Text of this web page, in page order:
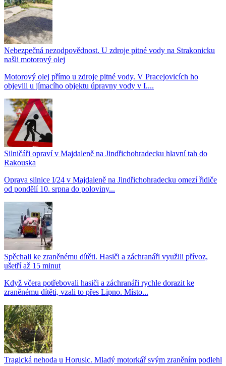
Nebezpečná nezodpovědnost. U zdroje pitné vody na Strakonicku
našli motorový olej
Motorový olej přímo u zdroje pitné vody. V Pracejovicích ho
objevili u jímacího objektu úpravny vody v I....
Silničáři opraví v Majdaleně na Jindřichohradecku hlavní tah do
Rakouska
Oprava silnice I/24 v Majdaleně na Jindřichohradecku omezí řidiče
od pondělí 10. srpna do poloviny...
Spěchali ke zraněnému dítěti. Hasiči a záchranáři využili přívoz,
ušetří až 15 minut
Když včera potřebovali hasiči a záchranáři rychle dorazit ke
zraněnému dítěti, vzali to přes Lipno. Místo...
Tragická nehoda u Horusic. Mladý motorkář svým zraněním podlehl